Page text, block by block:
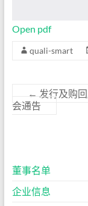
Open pdf
quali-smart
← 发行及购
会通告
董事名单
企业信息